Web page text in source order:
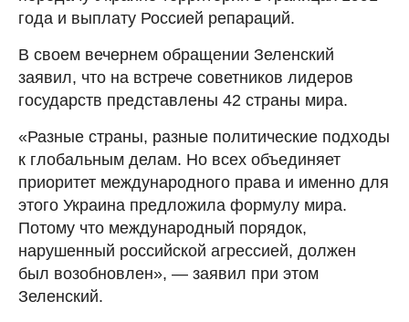
года и выплату Россией репараций.
В своем вечернем обращении Зеленский
заявил, что на встрече советников лидеров
государств представлены 42 страны мира.
«Разные страны, разные политические подходы
к глобальным делам. Но всех объединяет
приоритет международного права и именно для
этого Украина предложила формулу мира.
Потому что международный порядок,
нарушенный российской агрессией, должен
был возобновлен», — заявил при этом
Зеленский.